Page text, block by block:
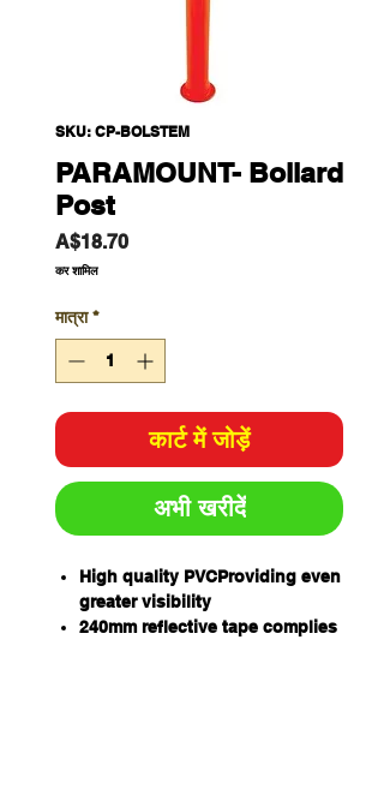
SKU: CP-BOLSTEM
PARAMOUNT- Bollard
Post
A$18.70मूल्य
कर शामिल
मात्रा *
कार्ट में जोड़ें
अभी खरीदें
High quality PVCProviding even
greater visibility
240mm reflective tape complies